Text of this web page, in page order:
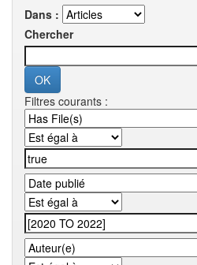
Dans :
Chercher
Filtres courants :